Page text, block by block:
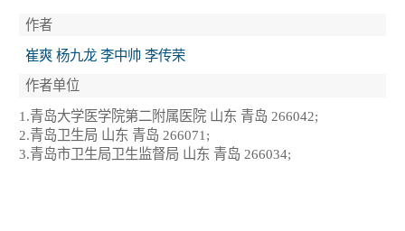
作者
崔爽 杨九龙 李中帅 李传荣
作者单位
1.青岛大学医学院第二附属医院 山东 青岛 266042;
2.青岛卫生局 山东 青岛 266071;
3.青岛市卫生局卫生监督局 山东 青岛 266034;